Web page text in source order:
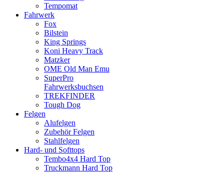
Tempomat
Fahrwerk
Fox
Bilstein
King Springs
Koni Heavy Track
Matzker
OME Old Man Emu
SuperPro
Fahrwerksbuchsen
TREKFINDER
Tough Dog
Felgen
Alufelgen
Zubehör Felgen
Stahlfelgen
Hard- und Softtops
Tembo4x4 Hard Top
Truckmann Hard Top